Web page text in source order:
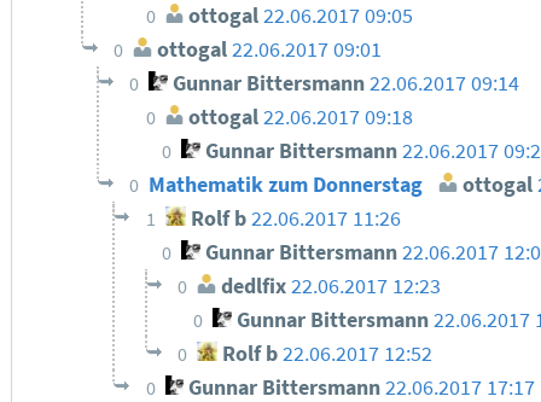
0 ottogal22.06.2017 09:05
0 ottogal22.06.2017 09:01
0 Gunnar Bittersmann22.06.2017 09:14
0 ottogal22.06.2017 09:18
0 Gunnar Bittersmann 22.06.2017
0 Mathematik zum Donnerstag ottogal
1 Rolf b22.06.2017 11:26
0 Gunnar Bittersmann 22.06.2017
0 dedlfix22.06.2017 12:23
0 Gunnar Bittersmann22.06.2017
0 Rolf b 22.06.2017 12:52
0 Gunnar Bittersmann22.06.2017 17:17